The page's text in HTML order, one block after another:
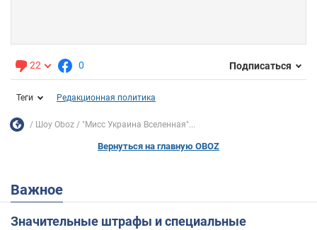
22 0 Подписаться
Теги Редакционная политика
Шоу Oboz "Мисс Украина Вселенная"...
Вернуться на главную OBOZ
Важное
Значительные штрафы и специальные